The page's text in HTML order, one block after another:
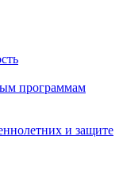
программам
и защите